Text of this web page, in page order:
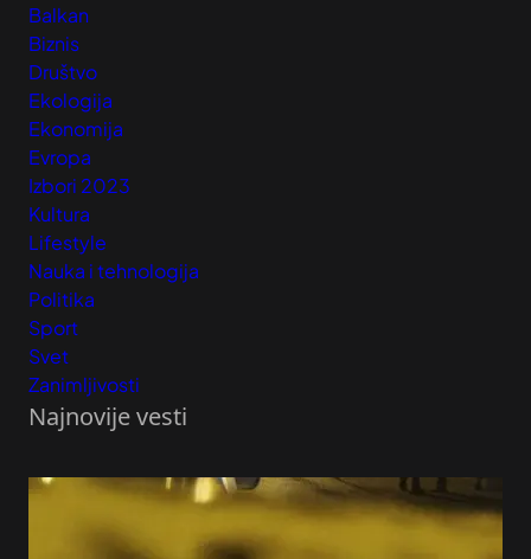
Balkan
Biznis
Društvo
Ekologija
Ekonomija
Evropa
Izbori 2023
Kultura
Lifestyle
Nauka i tehnologija
Politika
Sport
Svet
Zanimljivosti
Najnovije vesti